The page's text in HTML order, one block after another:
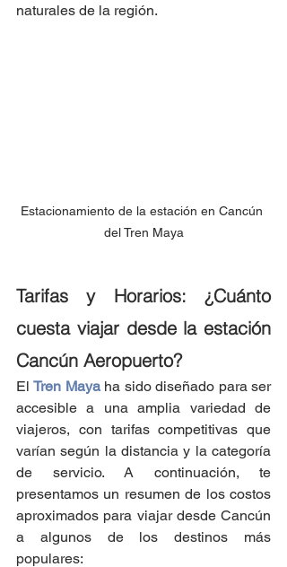
naturales de la región.
Estacionamiento de la estación en Cancún
del Tren Maya
Tarifas y Horarios: ¿Cuánto
cuesta viajar desde la estación
Cancún Aeropuerto?
El Tren Maya ha sido diseñado para ser
accesible a una amplia variedad de
viajeros, con tarifas competitivas que
varían según la distancia y la categoría
de servicio. A continuación, te
presentamos un resumen de los costos
aproximados para viajar desde Cancún
a algunos de los destinos más
populares: